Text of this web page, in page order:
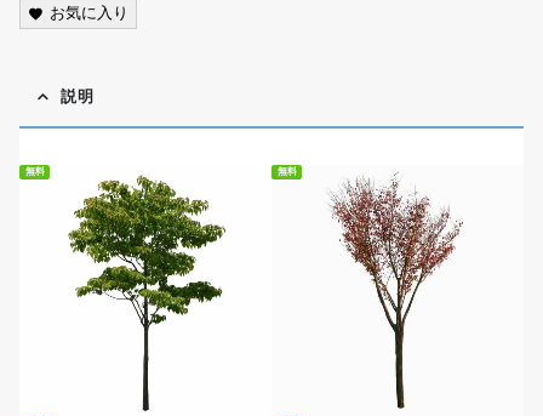
お気に入り
説明
無料
無料ダウンロード
無料
無料ダウンロード